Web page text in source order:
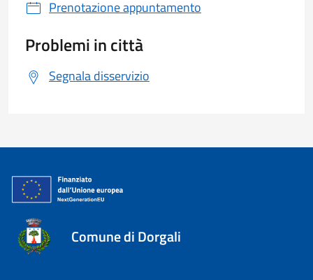
Prenotazione appuntamento
Problemi in città
Segnala disservizio
Comune di Dorgali